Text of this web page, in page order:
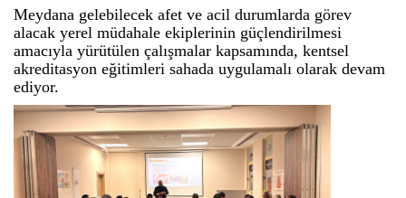
Meydana gelebilecek afet ve acil durumlarda görev
alacak yerel müdahale ekiplerinin güçlendirilmesi
amacıyla yürütülen çalışmalar kapsamında, kentsel
akreditasyon eğitimleri sahada uygulamalı olarak devam
ediyor.